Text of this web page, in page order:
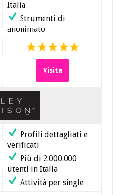
Italia
Strumenti di
anonimato
Visita
Profili dettagliati e
verificati
Più di 2.000.000
utenti in Italia
Attività per single